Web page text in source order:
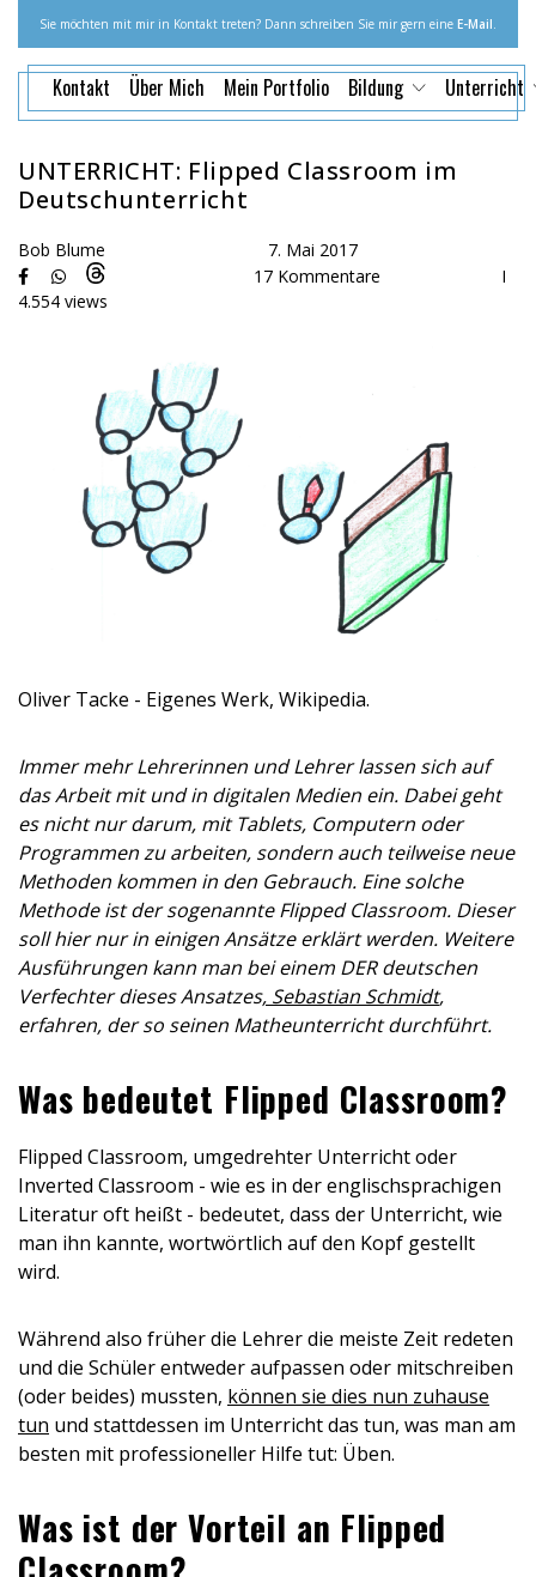
Sie möchten mit mir in Kontakt treten? Dann schreiben Sie mir gern eine E-Mail.
Kontakt Über Mich Mein Portfolio Bildung Unterricht
UNTERRICHT: Flipped Classroom im
Deutschunterricht
Bob Blume
7. Mai 2017
17 Kommentare
I
4.554 views
Oliver Tacke - Eigenes Werk, Wikipedia.
Immer mehr Lehrerinnen und Lehrer lassen sich auf
das Arbeit mit und in digitalen Medien ein. Dabei geht
es nicht nur darum, mit Tablets, Computern oder
Programmen zu arbeiten, sondern auch teilweise neue
Methoden kommen in den Gebrauch. Eine solche
Methode ist der sogenannte Flipped Classroom. Dieser
soll hier nur in einigen Ansätze erklärt werden. Weitere
Ausführungen kann man bei einem DER deutschen
Verfechter dieses Ansatzes, Sebastian Schmidt,
erfahren, der so seinen Matheunterricht durchführt.
Was bedeutet Flipped Classroom?
Flipped Classroom, umgedrehter Unterricht oder
Inverted Classroom - wie es in der englischsprachigen
Literatur oft heißt - bedeutet, dass der Unterricht, wie
man ihn kannte, wortwörtlich auf den Kopf gestellt
wird.
Während also früher die Lehrer die meiste Zeit redeten
und die Schüler entweder aufpassen oder mitschreiben
(oder beides) mussten, können sie dies nun zuhause
tun und stattdessen im Unterricht das tun, was man am
besten mit professioneller Hilfe tut: Üben.
Was ist der Vorteil an Flipped